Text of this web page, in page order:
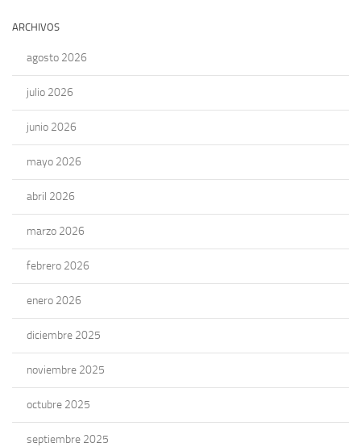
ARCHIVOS
agosto 2026
julio 2026
junio 2026
mayo 2026
abril 2026
marzo 2026
febrero 2026
enero 2026
diciembre 2025
noviembre 2025
octubre 2025
septiembre 2025